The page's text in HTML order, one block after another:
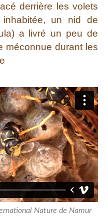
derrière les volets
inhabitée, un nid de
a livré un peu de
méconnue durant les
Nature de Namur